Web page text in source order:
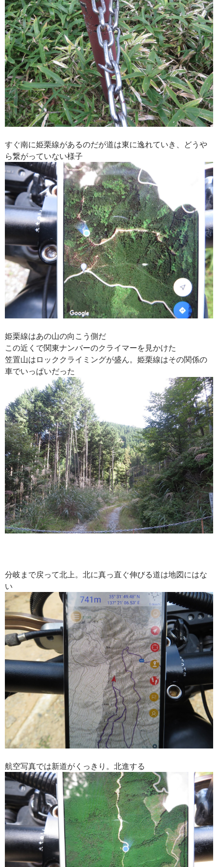
すぐ南に姫栗線があるのだが道は東に逸れていき、どうや
ら繋がっていない様子
姫栗線はあの山の向こう側だ
この近くで関東ナンバーのクライマーを見かけた
笠置山はロッククライミングが盛ん。姫栗線はその関係の
車でいっぱいだった
分岐まで戻って北上。北に真っ直ぐ伸びる道は地図にはな
い
航空写真では新道がくっきり。北進する